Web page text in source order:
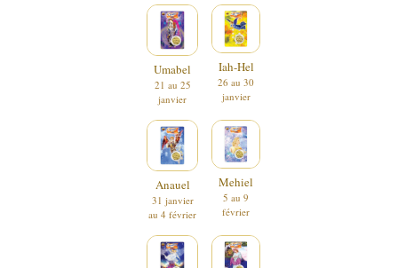
Umabel
21 au 25
janvier
Iah-Hel
26 au 30
janvier
Anauel
31 janvier
au 4 février
Mehiel
5 au 9
février